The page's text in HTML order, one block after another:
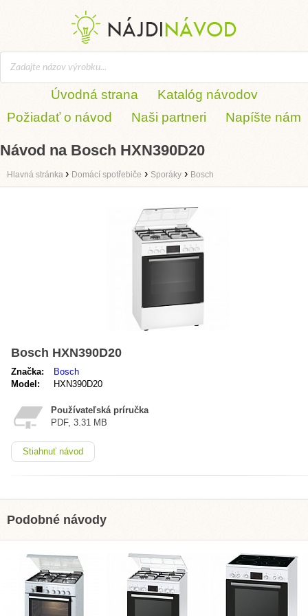
Úvodná strana
Katalóg návodov
Požiadať o návod
Naši partneri Napíšte nám
Návod na Bosch HXN390D20
Hlavná stránka › Domácí spotřebiče › Sporáky › Bosch
Bosch HXN390D20
Značka:
Bosch
Model:
HXN390D20
Používateľská príručka
PDF, 3.31 MB
Stiahnuť návod
Podobné návody